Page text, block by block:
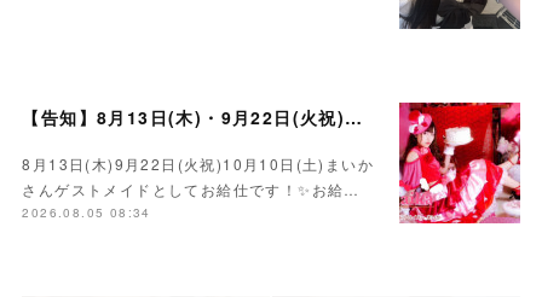
【告知】8月13日(木)・9月22日(火祝)・10月10日(土)ゲスト まいかさん🍓
8月13日(木)9月22日(火祝)10月10日(土)まいか
さんゲストメイドとしてお給仕です！✨お給…
2026.08.05 08:34